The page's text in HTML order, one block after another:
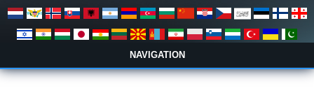
NAVIGATION